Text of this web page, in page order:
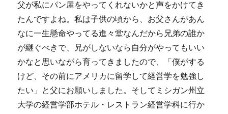
父が私にパン屋をやってくれないかと声をかけてき
たんですよね。私は子供の頃から、お父さんがあん
なに一生懸命やってる進々堂なんだから兄弟の誰か
が継ぐべきで、兄がしないなら自分がやってもいい
かなと思いながら育ってきましたので、「僕がする
けど、その前にアメリカに留学して経営学を勉強し
たい」と父にお願いしました。そしてミシガン州立
大学の経営学部ホテル・レストラン経営学科に行か